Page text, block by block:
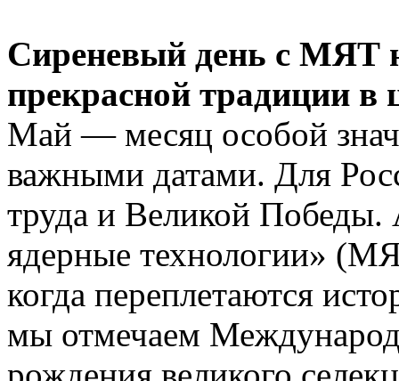
Сиреневый день с МЯТ
прекрасной традиции в
Май — месяц особой
важными датами. Для
труда и Великой
ядерные технологии»
когда переплетаются
мы отмечаем